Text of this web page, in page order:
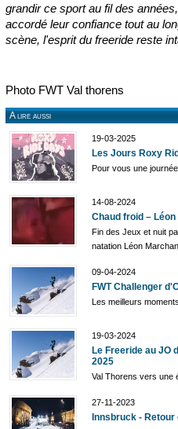
grandir ce sport au fil des
accordé leur confiance tout au
scène, l'esprit du freeride reste
Photo FWT Val thorens
A lire aussi
19-03-2025
Les Jours Roxy
Pour vous une
14-08-2024
Chaud froid –
Fin des Jeux et nuit
natation Léon
09-04-2024
FWT Challenger
Les meilleurs
19-03-2024
Le Freeride au JO
2025
Val Thorens vers une
27-11-2023
Innsbruck - Retour